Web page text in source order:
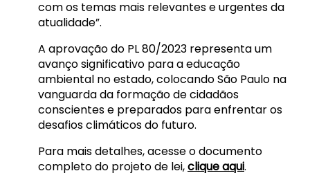
com os temas mais relevantes e urgentes da
atualidade”.
A aprovação do PL 80/2023 representa um
avanço significativo para a educação
ambiental no estado, colocando São Paulo na
vanguarda da formação de cidadãos
conscientes e preparados para enfrentar os
desafios climáticos do futuro.
Para mais detalhes, acesse o documento
completo do projeto de lei,clique aqui.